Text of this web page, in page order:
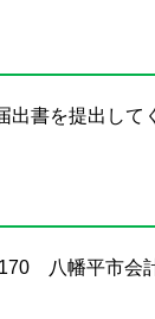
書を提出して
八幡平市会